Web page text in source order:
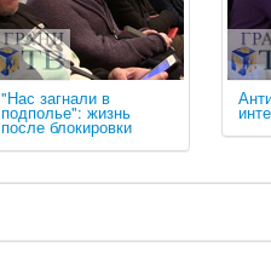
"Нас загнали в
подполье": жизнь
после блокировки